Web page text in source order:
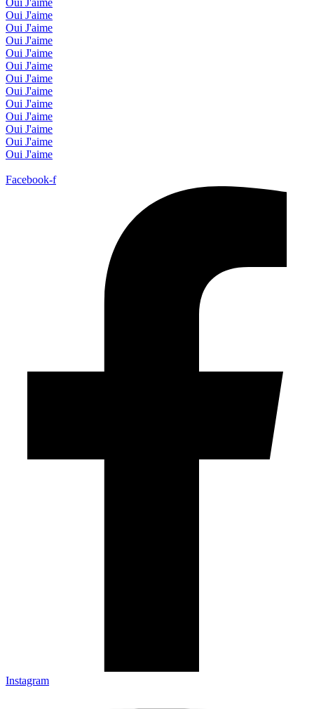
Oui J'aime
Oui J'aime
Oui J'aime
Oui J'aime
Oui J'aime
Oui J'aime
Oui J'aime
Oui J'aime
Oui J'aime
Oui J'aime
Oui J'aime
Oui J'aime
Oui J'aime
Facebook-f
Instagram